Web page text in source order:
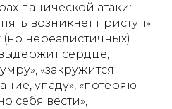
панической атаки:
возникнет приступ».
нереалистичных)
сердце,
«закружится
упаду», «потеряю
себя вести»,